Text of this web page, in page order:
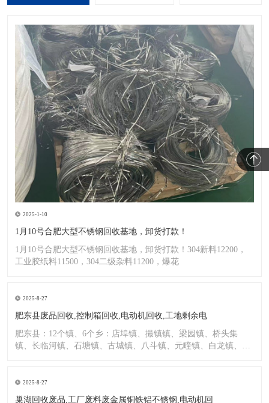
2025-1-10
1月10号合肥大型不锈钢回收基地，卸货打款！
1月10号合肥大型不锈钢回收基地，卸货打款！304新料12200，
工业胶纸料11500，304二级杂料11200，爆花
2025-8-27
肥东县废品回收,控制箱回收,电动机回收,工地剩余电
肥东县：12个镇、6个乡：店埠镇、撮镇镇、梁园镇、桥头集
镇、长临河镇、石塘镇、古城镇、八斗镇、元疃镇、白龙镇、包
2025-8-27
巢湖回收废品,工厂废料废金属铜铁铝不锈钢,电动机回